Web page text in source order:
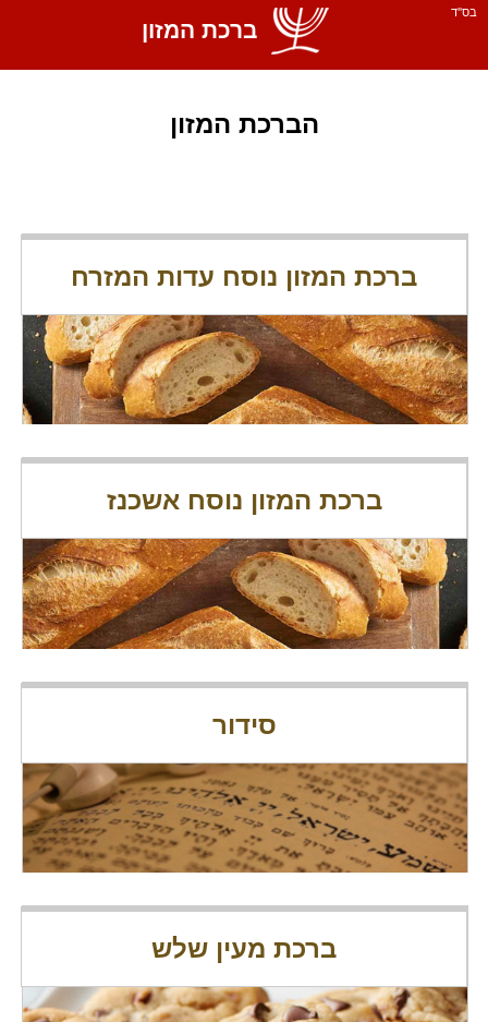
בס''ד
ברכת המזון
הברכת המזון
ברכת המזון נוסח עדות המזרח
ברכת המזון נוסח אשכנז
סידור
ברכת מעין שלש